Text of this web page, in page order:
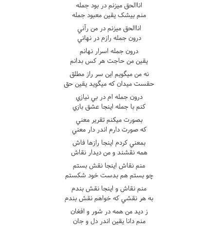
اناالحق ميزنم در بود جمله
منم بيشک يقين معبود جمله
اناالحق ميزنم در من رآني
درون جمله رازم در نهاني
درون جمله اسرار نهانم
يقين من حاجت هر کس بدانم
نه من ميگويم اين سر راز مطلق
حقست ميدان که ميگويد يقين حق
درون جمله ام در بي نيازي
کنم با جمله اينجا عشق بازي
بصورت ميکنم تقرير معني
که صورت دارم اندر دار معني
بمعني کردم اينجا رازها فاش
همه نقشند و من ديدار نقاش
منم نقاش اينجا نقش بستم
چو بستم هم بدست خود شکستم
منم نقاش و اينجا نقش بندم
به هر نقشي که خواهم نقش بندم
ز ديد من همه در شور و افغان
منم دانا يقين اندر دل و جان